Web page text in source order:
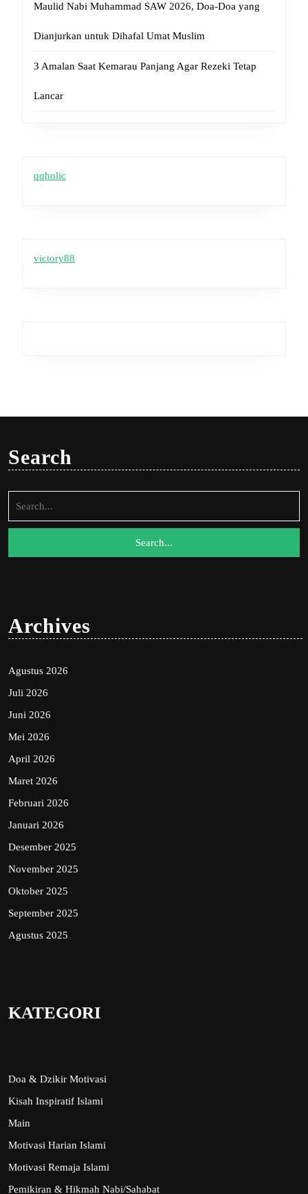
Maulid Nabi Muhammad SAW 2026, Doa-Doa yang
Dianjurkan untuk Dihafal Umat Muslim
3 Amalan Saat Kemarau Panjang Agar Rezeki Tetap
Lancar
qqholic
victory88
Search
for:
Archives
Agustus 2026
Juli 2026
Juni 2026
Mei 2026
April 2026
Maret 2026
Februari 2026
Januari 2026
Desember 2025
November 2025
Oktober 2025
September 2025
Agustus 2025
KATEGORI
Doa & Dzikir Motivasi
Kisah Inspiratif Islami
Main
Motivasi Harian Islami
Motivasi Remaja Islami
Pemikiran & Hikmah Nabi/Sahabat